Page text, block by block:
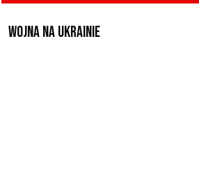
Wojna na Ukrainie